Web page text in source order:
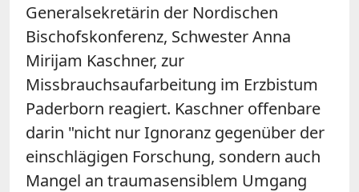
Generalsekretärin der Nordischen
Bischofskonferenz, Schwester Anna
Mirijam Kaschner, zur
Missbrauchsaufarbeitung im Erzbistum
Paderborn reagiert. Kaschner offenbare
darin "nicht nur Ignoranz gegenüber der
einschlägigen Forschung, sondern auch
Mangel an traumasensiblem Umgang